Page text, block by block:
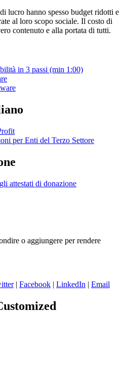
lucro hanno spesso budget ridotti e
al loro scopo sociale. Il costo di
contenuto e alla portata di tutti.
in 3 passi (min 1:00)
per Enti del Terzo Settore
attestati di donazione
o aggiungere per rendere
| Facebook | LinkedIn | Email